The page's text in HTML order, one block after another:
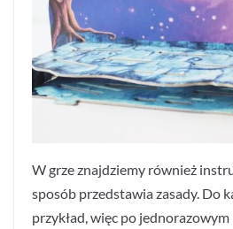
W grze znajdziemy również
sposób przedstawia zasady. Do
przykład, więc po